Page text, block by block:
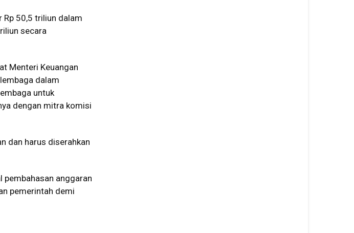
Rp 50,5 triliun dalam
secara
Menteri Keuangan
dalam
untuk
dengan mitra komisi
dan harus diserahkan
pembahasan anggaran
pemerintah demi